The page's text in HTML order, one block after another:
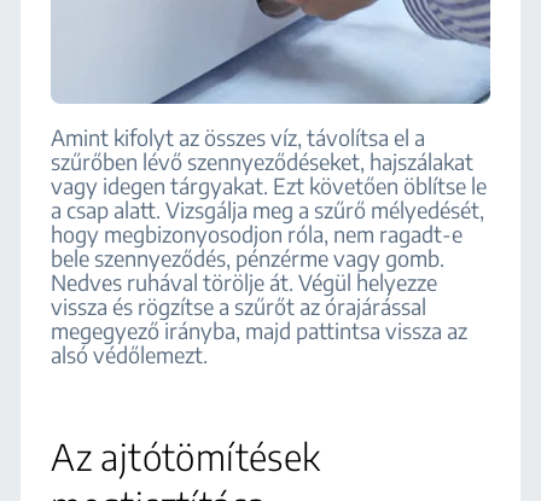
Amint kifolyt az összes víz, távolítsa el a
szűrőben lévő szennyeződéseket, hajszálakat
vagy idegen tárgyakat. Ezt követően öblítse le
a csap alatt. Vizsgálja meg a szűrő mélyedését,
hogy megbizonyosodjon róla, nem ragadt-e
bele szennyeződés, pénzérme vagy gomb.
Nedves ruhával törölje át. Végül helyezze
vissza és rögzítse a szűrőt az órajárással
megegyező irányba, majd pattintsa vissza az
alsó védőlemezt.
Az ajtótömítések